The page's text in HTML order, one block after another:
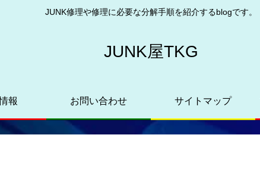
JUNK修理や修理に必要な分解手順を紹介するblogです。
JUNK屋TKG
報 お問い合わせ サイトマップ